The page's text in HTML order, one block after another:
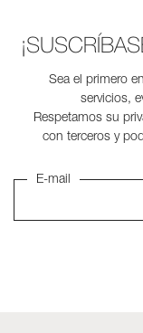
Sea el primero
servicios,
Respetamos su
con terceros y
E-mail